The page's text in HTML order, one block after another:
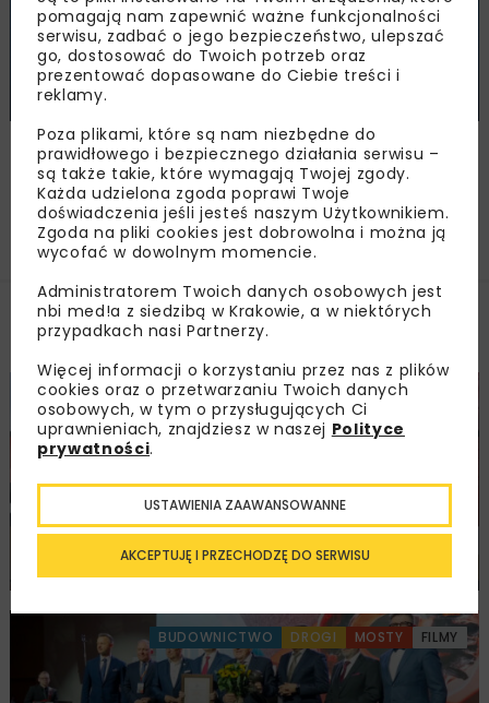
III Międzynarodowa Konferencja PIARC
Eksploatacji i Bezpieczeństwa Tuneli
Drogowych
Kraków 30-02 września 2026
Załaduj więcej...
Filmy
BUDOWNICTWO DROGI KOLEJ
XIII Dni Betonu 2025 – podsumowanie
BUDOWNICTWO DROGI MOSTY FILMY
pomagają nam zapewnić ważne funkcjonalności
serwisu, zadbać o jego bezpieczeństwo, ulepszać
go, dostosować do Twoich potrzeb oraz
prezentować dopasowane do Ciebie treści i
reklamy.
Poza plikami, które są nam niezbędne do
prawidłowego i bezpiecznego działania serwisu –
są także takie, które wymagają Twojej zgody.
Każda udzielona zgoda poprawi Twoje
doświadczenia jeśli jesteś naszym Użytkownikiem.
Zgoda na pliki cookies jest dobrowolna i można ją
wycofać w dowolnym momencie.
Administratorem Twoich danych osobowych jest
nbi med!a z siedzibą w Krakowie, a w niektórych
przypadkach nasi Partnerzy.
Więcej informacji o korzystaniu przez nas z plików
cookies oraz o przetwarzaniu Twoich danych
osobowych, w tym o przysługujących Ci
uprawnieniach, znajdziesz w naszej Polityce
prywatności.
AKCEPTUJĘ I PRZECHODZĘ DO SERWISU
USTAWIENIA ZAAWANSOWANNE